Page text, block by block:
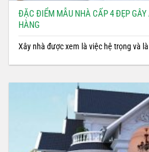
ĐẶC ĐIỂM MẪU NHÀ CẤP 4 ĐẸP
HÀNG
Xây nhà được xem là việc hệ trọng và